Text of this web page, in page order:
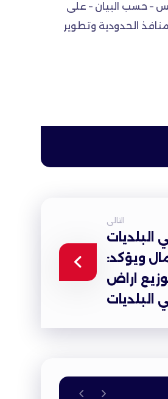
– حسب البيان – على
الحدودية وتطوير
التالى
البلديات
ويؤكد:
اراض